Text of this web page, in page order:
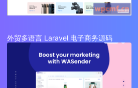
外贸多语言 Laravel 电子商务源码